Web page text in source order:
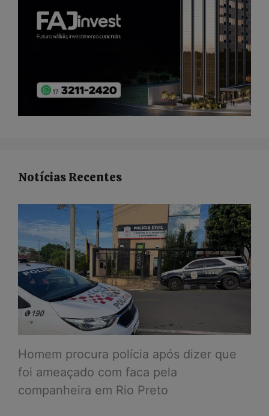
Notícias Recentes
Homem procura polícia após dizer que
foi ameaçado com faca pela
companheira em Rio Preto